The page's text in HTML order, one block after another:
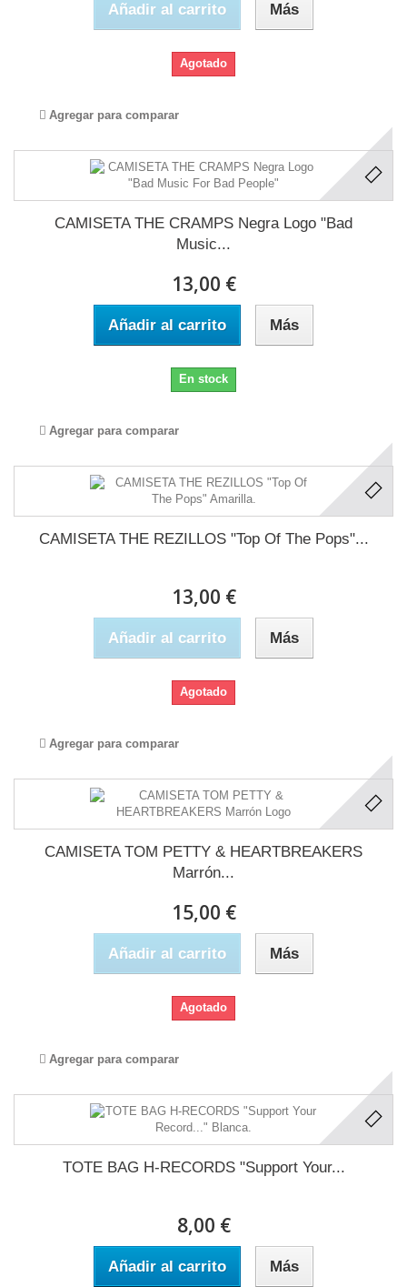
Añadir al carrito Más
Agotado
Agregar para comparar
CAMISETA THE CRAMPS Negra Logo "Bad
Music...
13,00 €
Añadir al carrito Más
En stock
Agregar para comparar
CAMISETA THE REZILLOS "Top Of The Pops"...
13,00 €
Añadir al carrito Más
Agotado
Agregar para comparar
CAMISETA TOM PETTY & HEARTBREAKERS
Marrón...
15,00 €
Añadir al carrito Más
Agotado
Agregar para comparar
TOTE BAG H-RECORDS "Support Your...
8,00 €
Añadir al carrito Más